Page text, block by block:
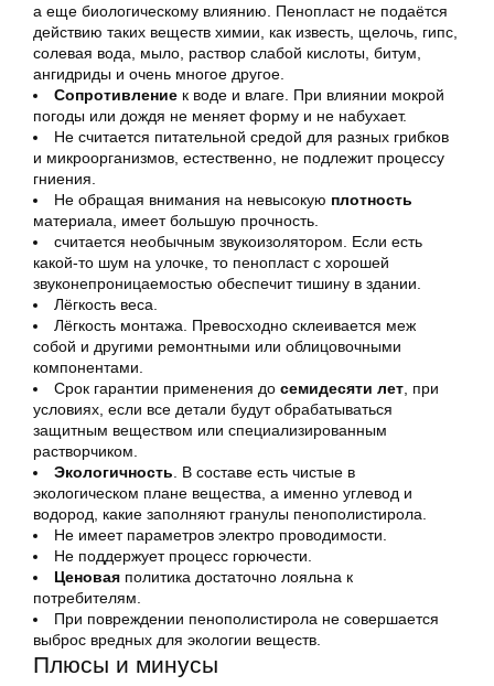
а еще биологическому влиянию. Пенопласт не подаётся
действию таких веществ химии, как известь, щелочь, гипс,
солевая вода, мыло, раствор слабой кислоты, битум,
ангидриды и очень многое другое.
Сопротивление к воде и влаге. При влиянии мокрой
погоды или дождя не меняет форму и не набухает.
Не считается питательной средой для разных грибков
и микроорганизмов, естественно, не подлежит процессу
гниения.
Не обращая внимания на невысокую плотность
материала, имеет большую прочность.
считается необычным звукоизолятором. Если есть
какой-то шум на улочке, то пенопласт с хорошей
звуконепроницаемостью обеспечит тишину в здании.
Лёгкость веса.
Лёгкость монтажа. Превосходно склеивается меж
собой и другими ремонтными или облицовочными
компонентами.
Срок гарантии применения до семидесяти лет , при
условиях, если все детали будут обрабатываться
защитным веществом или специализированным
растворчиком.
Экологичность . В составе есть чистые в
экологическом плане вещества, а именно углевод и
водород, какие заполняют гранулы пенополистирола.
Не имеет параметров электро проводимости.
Не поддержует процесс горючести.
Ценовая политика достаточно лояльна к
потребителям.
При повреждении пенополистирола не совершается
выброс вредных для экологии веществ.
Плюсы и минусы